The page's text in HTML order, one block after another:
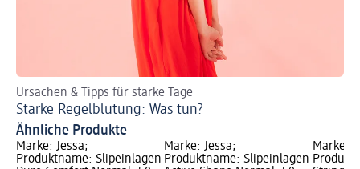
Ursachen & Tipps für starke Tage
Starke Regelblutung: Was tun?
Ähnliche Produkte
Marke: Jessa;
Produktname: Slipeinlagen
Marke: Jessa;
Produktname: Slipeinlagen
Marke: